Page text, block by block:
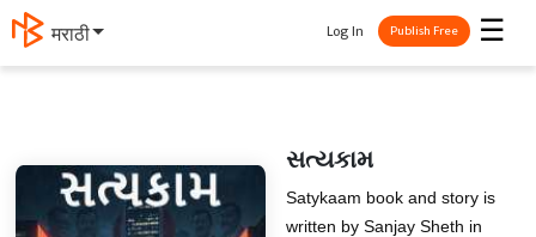
मराठी ☰
Log In Publish Free
સત્યકામ
Satykaam book and story is
written by Sanjay Sheth in